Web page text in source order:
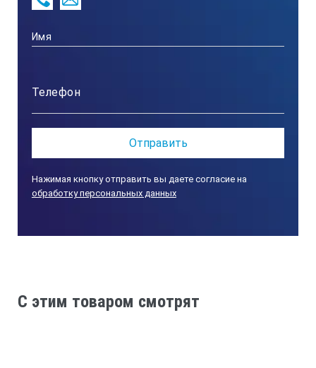
2.
Высота, мм
3.
Нажимая кнопку отправить вы даете согласие на
обработку персональных данных
C этим товаром смотрят